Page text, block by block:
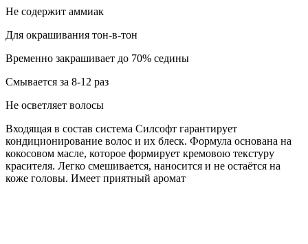
Не содержит аммиак
Для окрашивания тон-в-тон
Временно закрашивает до 70% седины
Смывается за 8-12 раз
Не осветляет волосы
Входящая в состав система Силсофт гарантирует
кондиционирование волос и их блеск. Формула основана на
кокосовом масле, которое формирует кремовою текстуру
красителя. Легко смешивается, наносится и не остаётся на
коже головы. Имеет приятный аромат